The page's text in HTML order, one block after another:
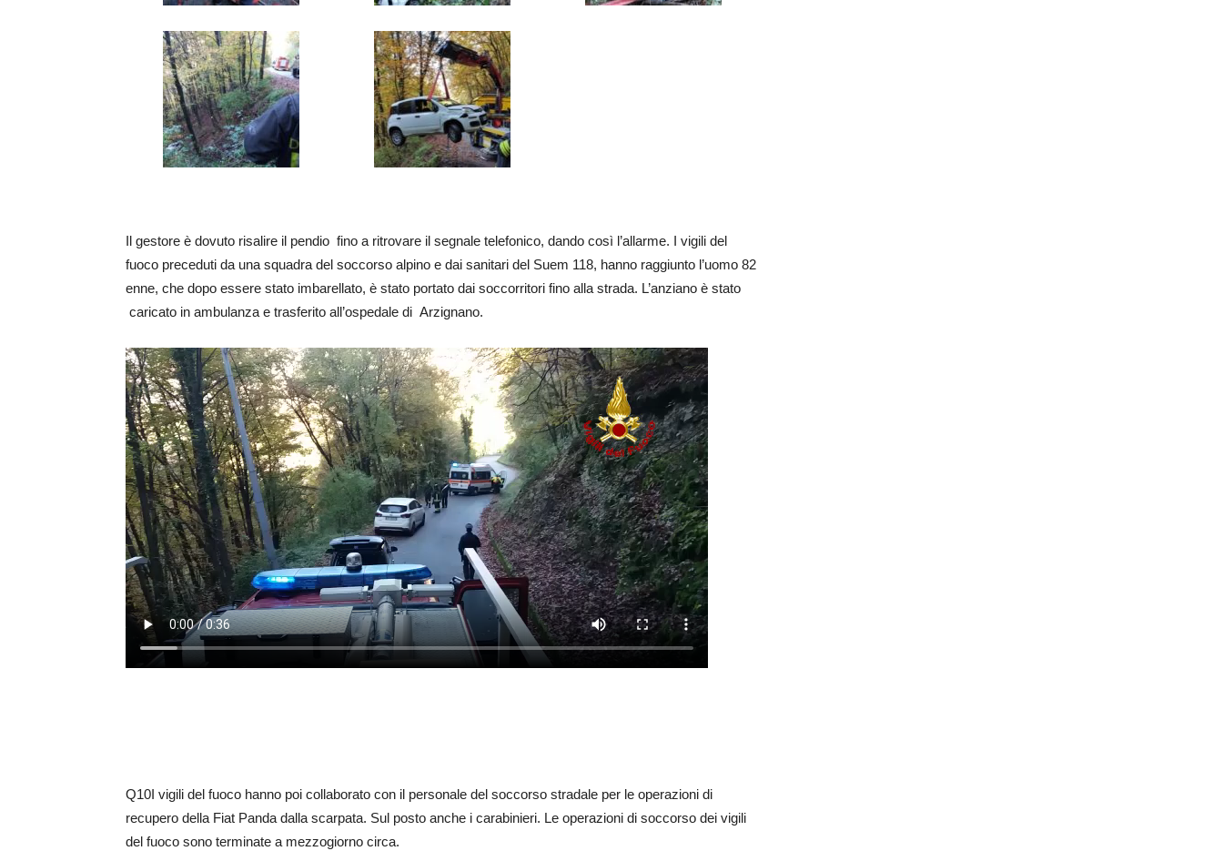
Il gestore è dovuto risalire il pendio fino a ritrovare il segnale telefonico, dando così l’allarme. I vigili del
fuoco preceduti da una squadra del soccorso alpino e dai sanitari del Suem 118, hanno raggiunto l’uomo 82
enne, che dopo essere stato imbarellato, è stato portato dai soccorritori fino alla strada. L’anziano è stato
caricato in ambulanza e trasferito all’ospedale di Arzignano.
Q10I vigili del fuoco hanno poi collaborato con il personale del soccorso stradale per le operazioni di
recupero della Fiat Panda dalla scarpata. Sul posto anche i carabinieri. Le operazioni di soccorso dei vigili
del fuoco sono terminate a mezzogiorno circa.